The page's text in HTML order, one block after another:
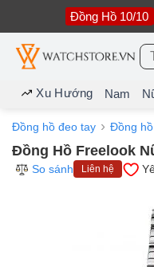
nội
dung
Đồng Hồ 10/10
Xu Hướng Nam
Đồng hồ đeo tay Đồng
Đồng Hồ Freelook
So sánh
Liên hệ